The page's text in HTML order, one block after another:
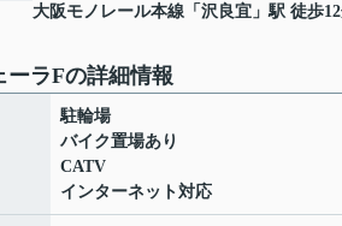
大阪モノレール本線 「 沢良宜 」駅 徒歩
ーラFの詳細情報
駐輪場
バイク置場あり
CATV
インターネット対応